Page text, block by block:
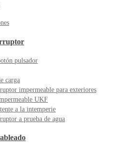
pulsador
carga
impermeable para exteriores
UKF
a la intemperie
a prueba de agua